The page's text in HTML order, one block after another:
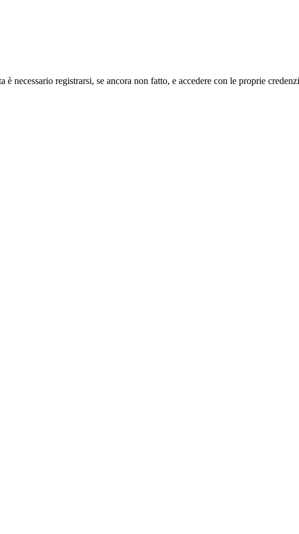
necessario registrarsi, se an­co­ra non fatto, e accedere con le proprie